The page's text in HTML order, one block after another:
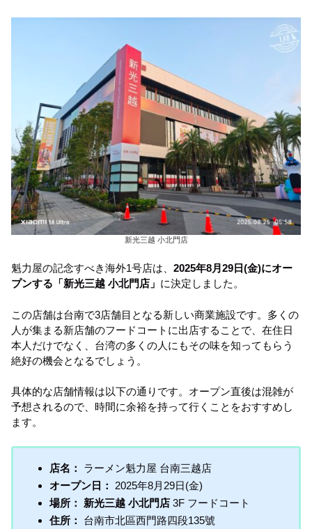
新光三越 小北門店
魁力屋の記念すべき海外1号店は、 2025年8月29日(金)にオー
プンする「新光三越 小北門店」 に決定しました。
この店舗は台南で3店舗目となる新しい商業施設です。多くの
人が集まる新店舗のフードコートに出店することで、在住日
本人だけでなく、台湾の多くの人にもその味を知ってもらう
絶好の機会となるでしょう。
具体的な店舗情報は以下の通りです。オープン直後は混雑が
予想されるので、時間に余裕を持って行くことをおすすめし
ます。
店名：
ラーメン魁力屋 台南三越店
オープン日：
2025年8月29日(金)
場所：
新光三越 小北門店3F フードコート
住所：
台南市北區西門路四段135號